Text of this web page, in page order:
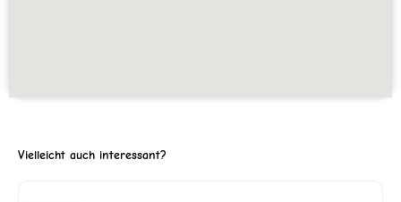
Vielleicht auch interessant?